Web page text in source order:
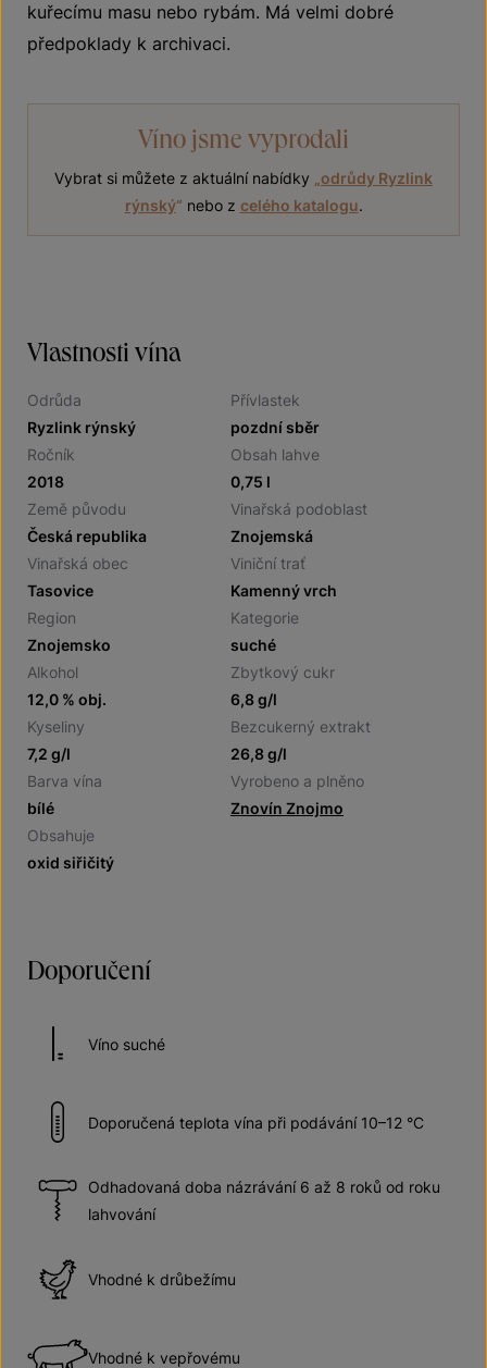
kuřecímu masu nebo rybám. Má velmi dobré
předpoklady k archivaci.
Víno jsme vyprodali
Vybrat si můžete z aktuální nabídky
odrůdy Ryzlink
rýnský“ nebo z celého katalogu.
Vlastnosti vína
Odrůda
Ryzlink rýnský
Přívlastek
pozdní sběr
Ročník
2018
Obsah lahve
0,75 l
Země původu
Česká republika
Vinařská podoblast
Znojemská
Vinařská obec
Tasovice
Viniční trať
Kamenný vrch
Region
Znojemsko
Kategorie
suché
Alkohol
12,0 % obj.
Zbytkový cukr
6,8 g/l
Kyseliny
7,2 g/l
Bezcukerný extrakt
26,8 g/l
Barva vína
bílé
Vyrobeno a plněno
Znovín Znojmo
Obsahuje
oxid siřičitý
Doporučení
Víno suché
Doporučená teplota vína při podávání 10–12 °C
Odhadovaná doba názrávání 6 až 8 roků od roku
lahvování
Vhodné k drůbežímu
Vhodné k vepřovému